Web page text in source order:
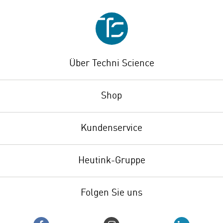
Über Techni Science
Shop
Kundenservice
Heutink-Gruppe
Folgen Sie uns